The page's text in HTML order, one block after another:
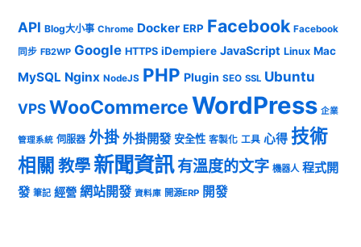
API Blog大小事 Chrome Docker ERP Facebook Facebook
同步 FB2WP Google HTTPS iDempiere JavaScript Linux Mac
MySQL Nginx NodeJS PHP Plugin SEO SSL Ubuntu
VPSWooCommerceWordPress 企業
管理系統 伺服器 外掛 外掛開發 安全性 客製化 工具 心得 技術
相關 教學 新聞資訊有溫度的文字 機器人 程式開
發 筆記 經營 網站開發 資料庫 開源ERP 開發